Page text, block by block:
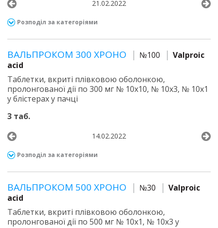
21.02.2022
Розподіл за категоріями
ВАЛЬПРОКОМ 300 ХРОНО №100
Valproic
acid
Таблетки, вкриті плівковою оболонкою,
пролонгованої дії по 300 мг № 10х10, № 10х3, № 10х1
у блістерах у пачці
3 таб.
14.02.2022
Розподіл за категоріями
ВАЛЬПРОКОМ 500 ХРОНО №30
Valproic
acid
Таблетки, вкриті плівковою оболонкою,
пролонгованої дії по 500 мг № 10х1, № 10х3 у